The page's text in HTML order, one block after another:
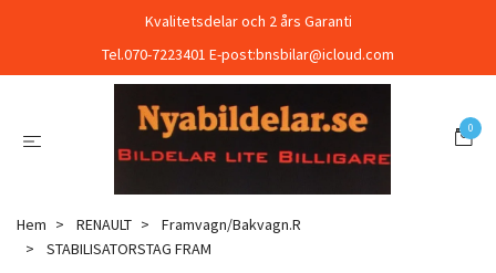
Kvalitetsdelar och 2 års Garanti
Tel.070-7223401 E-post:bnsbilar@icloud.com
0
Hem RENAULT
Framvagn/Bakvagn.R
STABILISATORSTAG FRAM